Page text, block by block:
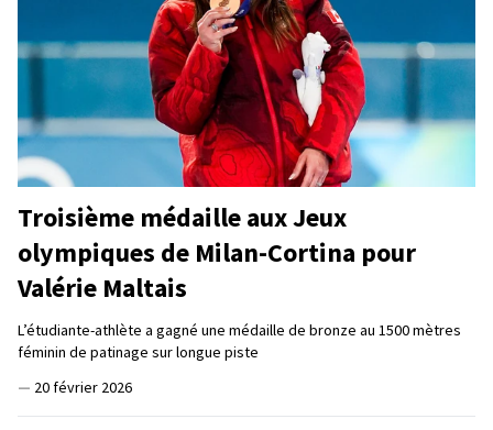
Troisième médaille aux Jeux
olympiques de Milan-Cortina pour
Valérie Maltais
L’étudiante-athlète a gagné une médaille de bronze au 1500 mètres
féminin de patinage sur longue piste
— 20 février 2026